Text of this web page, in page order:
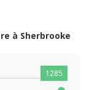
à Sherbrooke
1285